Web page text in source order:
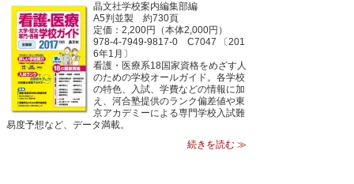
晶文社学校案内編集部編
A5判並製 約730頁
定価：2,200円（本体2,000円）
978-4-7949-9817-0 C7047 〔201
6年1月〕
看護・医療系18国家資格をめざす人
のための学校オールガイド。各学校
の特色、入試、学費などの情報に加
え、河合塾提供のランク偏差値や東
京アカデミーによる専門学校入試難
易度予想など、データ満載。
続きを読む ≫